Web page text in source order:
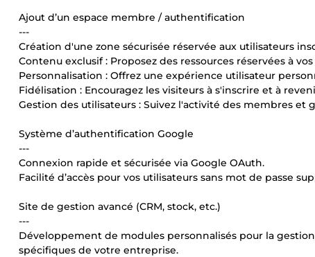
Ajout d’un espace membre / authentification
---
Création d'une zone sécurisée réservée aux utilisateurs
Contenu exclusif : Proposez des ressources réservées à
Personnalisation : Offrez une expérience utilisateur
Fidélisation : Encouragez les visiteurs à s'inscrire et à
Gestion des utilisateurs : Suivez l'activité des membres et
Système d’authentification Google
---
Connexion rapide et sécurisée via Google OAuth.
Facilité d’accès pour vos utilisateurs sans mot de passe
Site de gestion avancé (CRM, stock, etc.)
---
Développement de modules personnalisés pour la
spécifiques de votre entreprise.